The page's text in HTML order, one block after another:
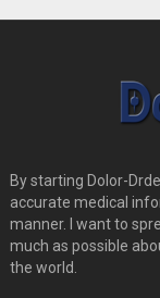
By starting Dolor-
accurate medical
manner. I want to
much as possible
the world.